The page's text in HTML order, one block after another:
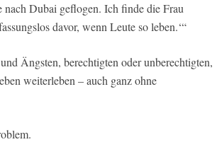
nach Dubai geflogen. Ich finde die Frau
davor, wenn Leute so leben.‘“
Ängsten, berechtigten oder unberechtigten,
weiterleben – auch ganz ohne